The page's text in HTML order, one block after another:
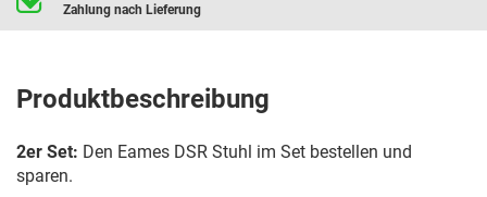
Zahlung nach Lieferung
Produktbeschreibung
2er Set: Den Eames DSR Stuhl im Set bestellen und
sparen.